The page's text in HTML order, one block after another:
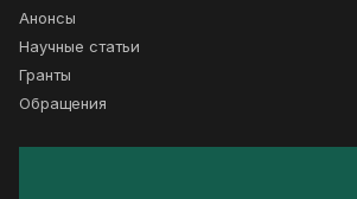
Анонсы
Научные статьи
Гранты
Обращения